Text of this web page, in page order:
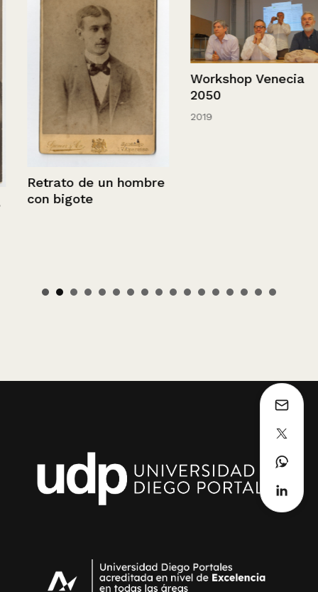
Retrato de un hombre
con bigote
Workshop Venecia
2050